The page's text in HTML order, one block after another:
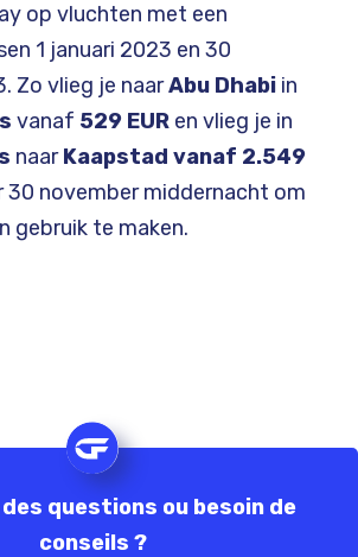
op vluchten met een
1 januari 2023 en 30
Zo vlieg je naarAbu Dhabi in
vanaf 529 EUR en vlieg je in
naarKaapstad vanaf 2.549
30 november middernacht om
gebruik te maken.
questions ou besoin de
conseils ?